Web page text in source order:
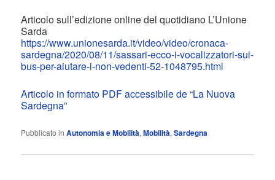
Articolo sull’edizione online del quotidiano L’Unione
Sarda
https://www.unionesarda.it/video/video/cronaca-
sardegna/2020/08/11/sassari-ecco-i-vocalizzatori-sui-
bus-per-aiutare-i-non-vedenti-52-1048795.html
Articolo in formato PDF accessibile de “La Nuova
Sardegna”
Pubblicato in Autonomia e Mobilità,Mobilità,Sardegna